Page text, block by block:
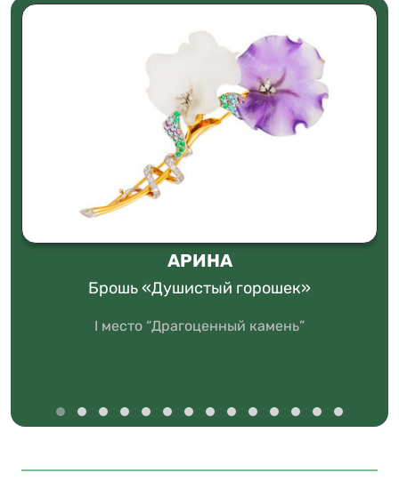
АРИНА
Брошь «Душистый горошек»
I место “Драгоценный камень”